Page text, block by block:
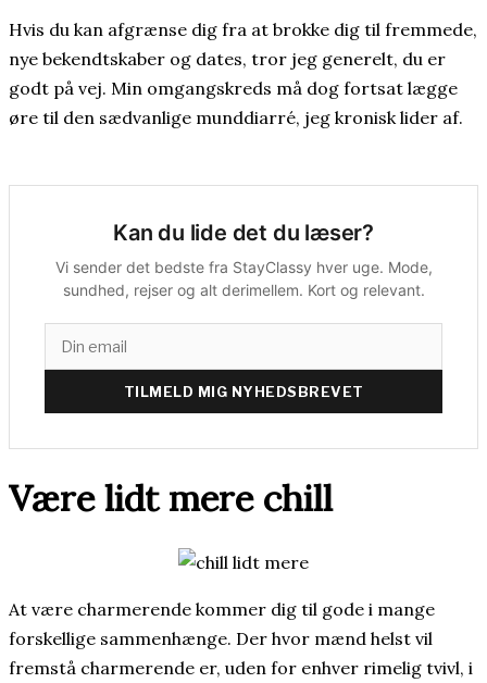
Hvis du kan afgrænse dig fra at brokke dig til fremmede,
nye bekendtskaber og dates, tror jeg generelt, du er
godt på vej. Min omgangskreds må dog fortsat lægge
øre til den sædvanlige munddiarré, jeg kronisk lider af.
Kan du lide det du læser?
Vi sender det bedste fra StayClassy hver uge. Mode,
sundhed, rejser og alt derimellem. Kort og relevant.
TILMELD MIG NYHEDSBREVET
Være lidt mere chill
At være charmerende kommer dig til gode i mange
forskellige sammenhænge. Der hvor mænd helst vil
fremstå charmerende er, uden for enhver rimelig tvivl, i